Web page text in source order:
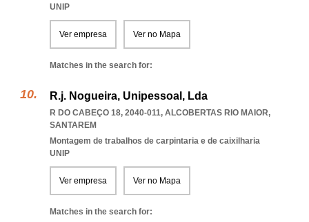
UNIP
Ver empresa Ver no Mapa
Matches in the search for:
R.j. Nogueira, Unipessoal, Lda
R DO CABEÇO 18, 2040-011, ALCOBERTAS RIO MAIOR,
SANTAREM
Montagem de trabalhos de carpintaria e de caixilharia
UNIP
Ver empresa Ver no Mapa
Matches in the search for: